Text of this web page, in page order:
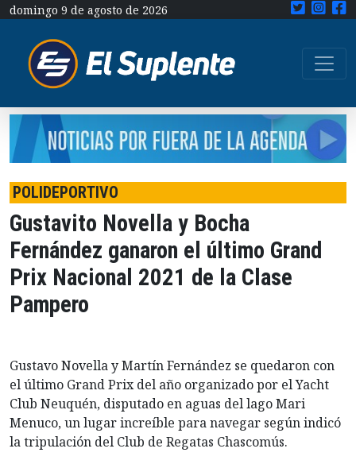
domingo 9 de agosto de 2026
POLIDEPORTIVO
Gustavito Novella y Bocha
Fernández ganaron el último Grand
Prix Nacional 2021 de la Clase
Pampero
Gustavo Novella y Martín Fernández se quedaron con
el último Grand Prix del año organizado por el Yacht
Club Neuquén, disputado en aguas del lago Mari
Menuco, un lugar increíble para navegar según indicó
la tripulación del Club de Regatas Chascomús.